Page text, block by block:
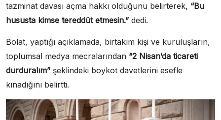
tazminat davası açma hakkı olduğunu belirterek, “Bu
hususta kimse tereddüt etmesin.” dedi.
Bolat, yaptığı açıklamada, birtakım kişi ve kuruluşların,
toplumsal medya mecralarından “2 Nisan’da ticareti
durduralım” şeklindeki boykot davetlerini esefle
kınadığını belirtti.